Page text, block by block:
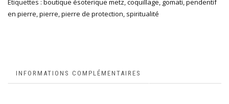
Étiquettes : boutique ésoterique metz,coquillage, gomati,pendentif
en pierre,pierre,pierre de protection, spiritualité
INFORMATIONS COMPLÉMENTAIRES